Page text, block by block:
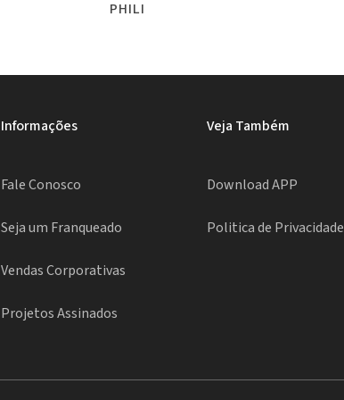
PHILI
Informações
Fale Conosco
Seja um Franqueado
Vendas Corporativas
Projetos Assinados
Veja Também
Download APP
Politica de Privacidade